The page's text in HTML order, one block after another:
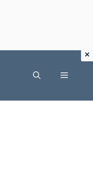
Menu